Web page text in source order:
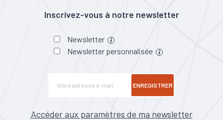
Inscrivez-vous à notre newsletter
Newsletter
Newsletter personnalisée
ENREGISTRER
Accéder aux paramètres de ma newsletter